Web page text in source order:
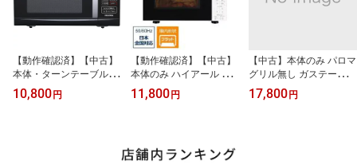
【動作確認済】【中古】
本体・ターンテーブルの
み アイリスオーヤマ 庫
内22L 電子レンジ PMO-
10,800 円
【動作確認済】【中古】
本体のみ ハイアール 庫
内フラット 18L 電子レン
ジ JM-FH18D-W ホワイ
11,800 円
【中古】本体のみ パロマ
グリル無し ガステーブル
右強火 都市ガス用 PA-21
0B-R-13A
17,800 円